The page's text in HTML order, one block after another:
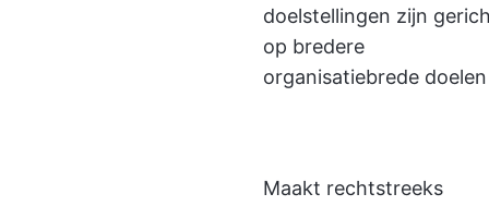
doelstellingen zijn
op bredere
organisatiebrede doelen
Maakt rechtstreeks